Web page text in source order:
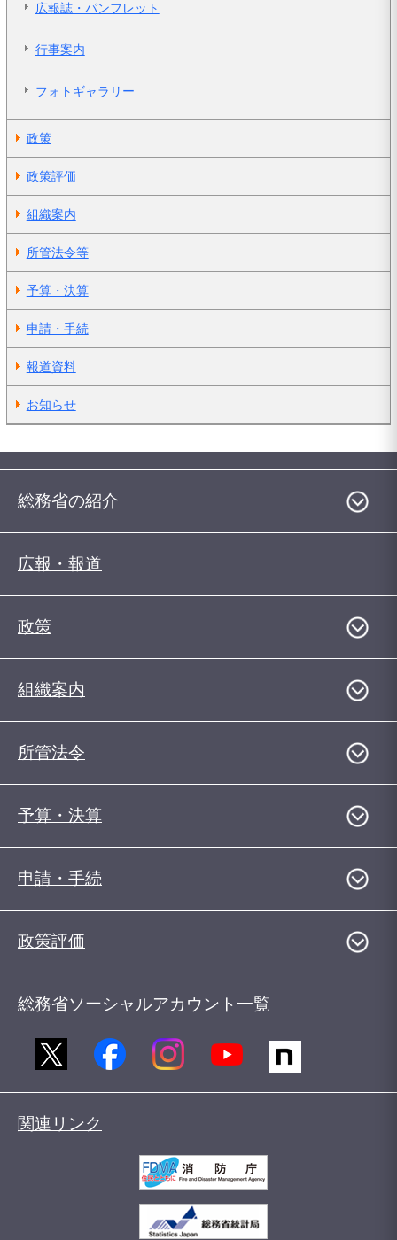
広報誌・パンフレット
行事案内
フォトギャラリー
政策
政策評価
組織案内
所管法令等
予算・決算
申請・手続
報道資料
お知らせ
総務省の紹介
広報・報道
政策
組織案内
所管法令
予算・決算
申請・手続
政策評価
総務省ソーシャルアカウント一覧
関連リンク